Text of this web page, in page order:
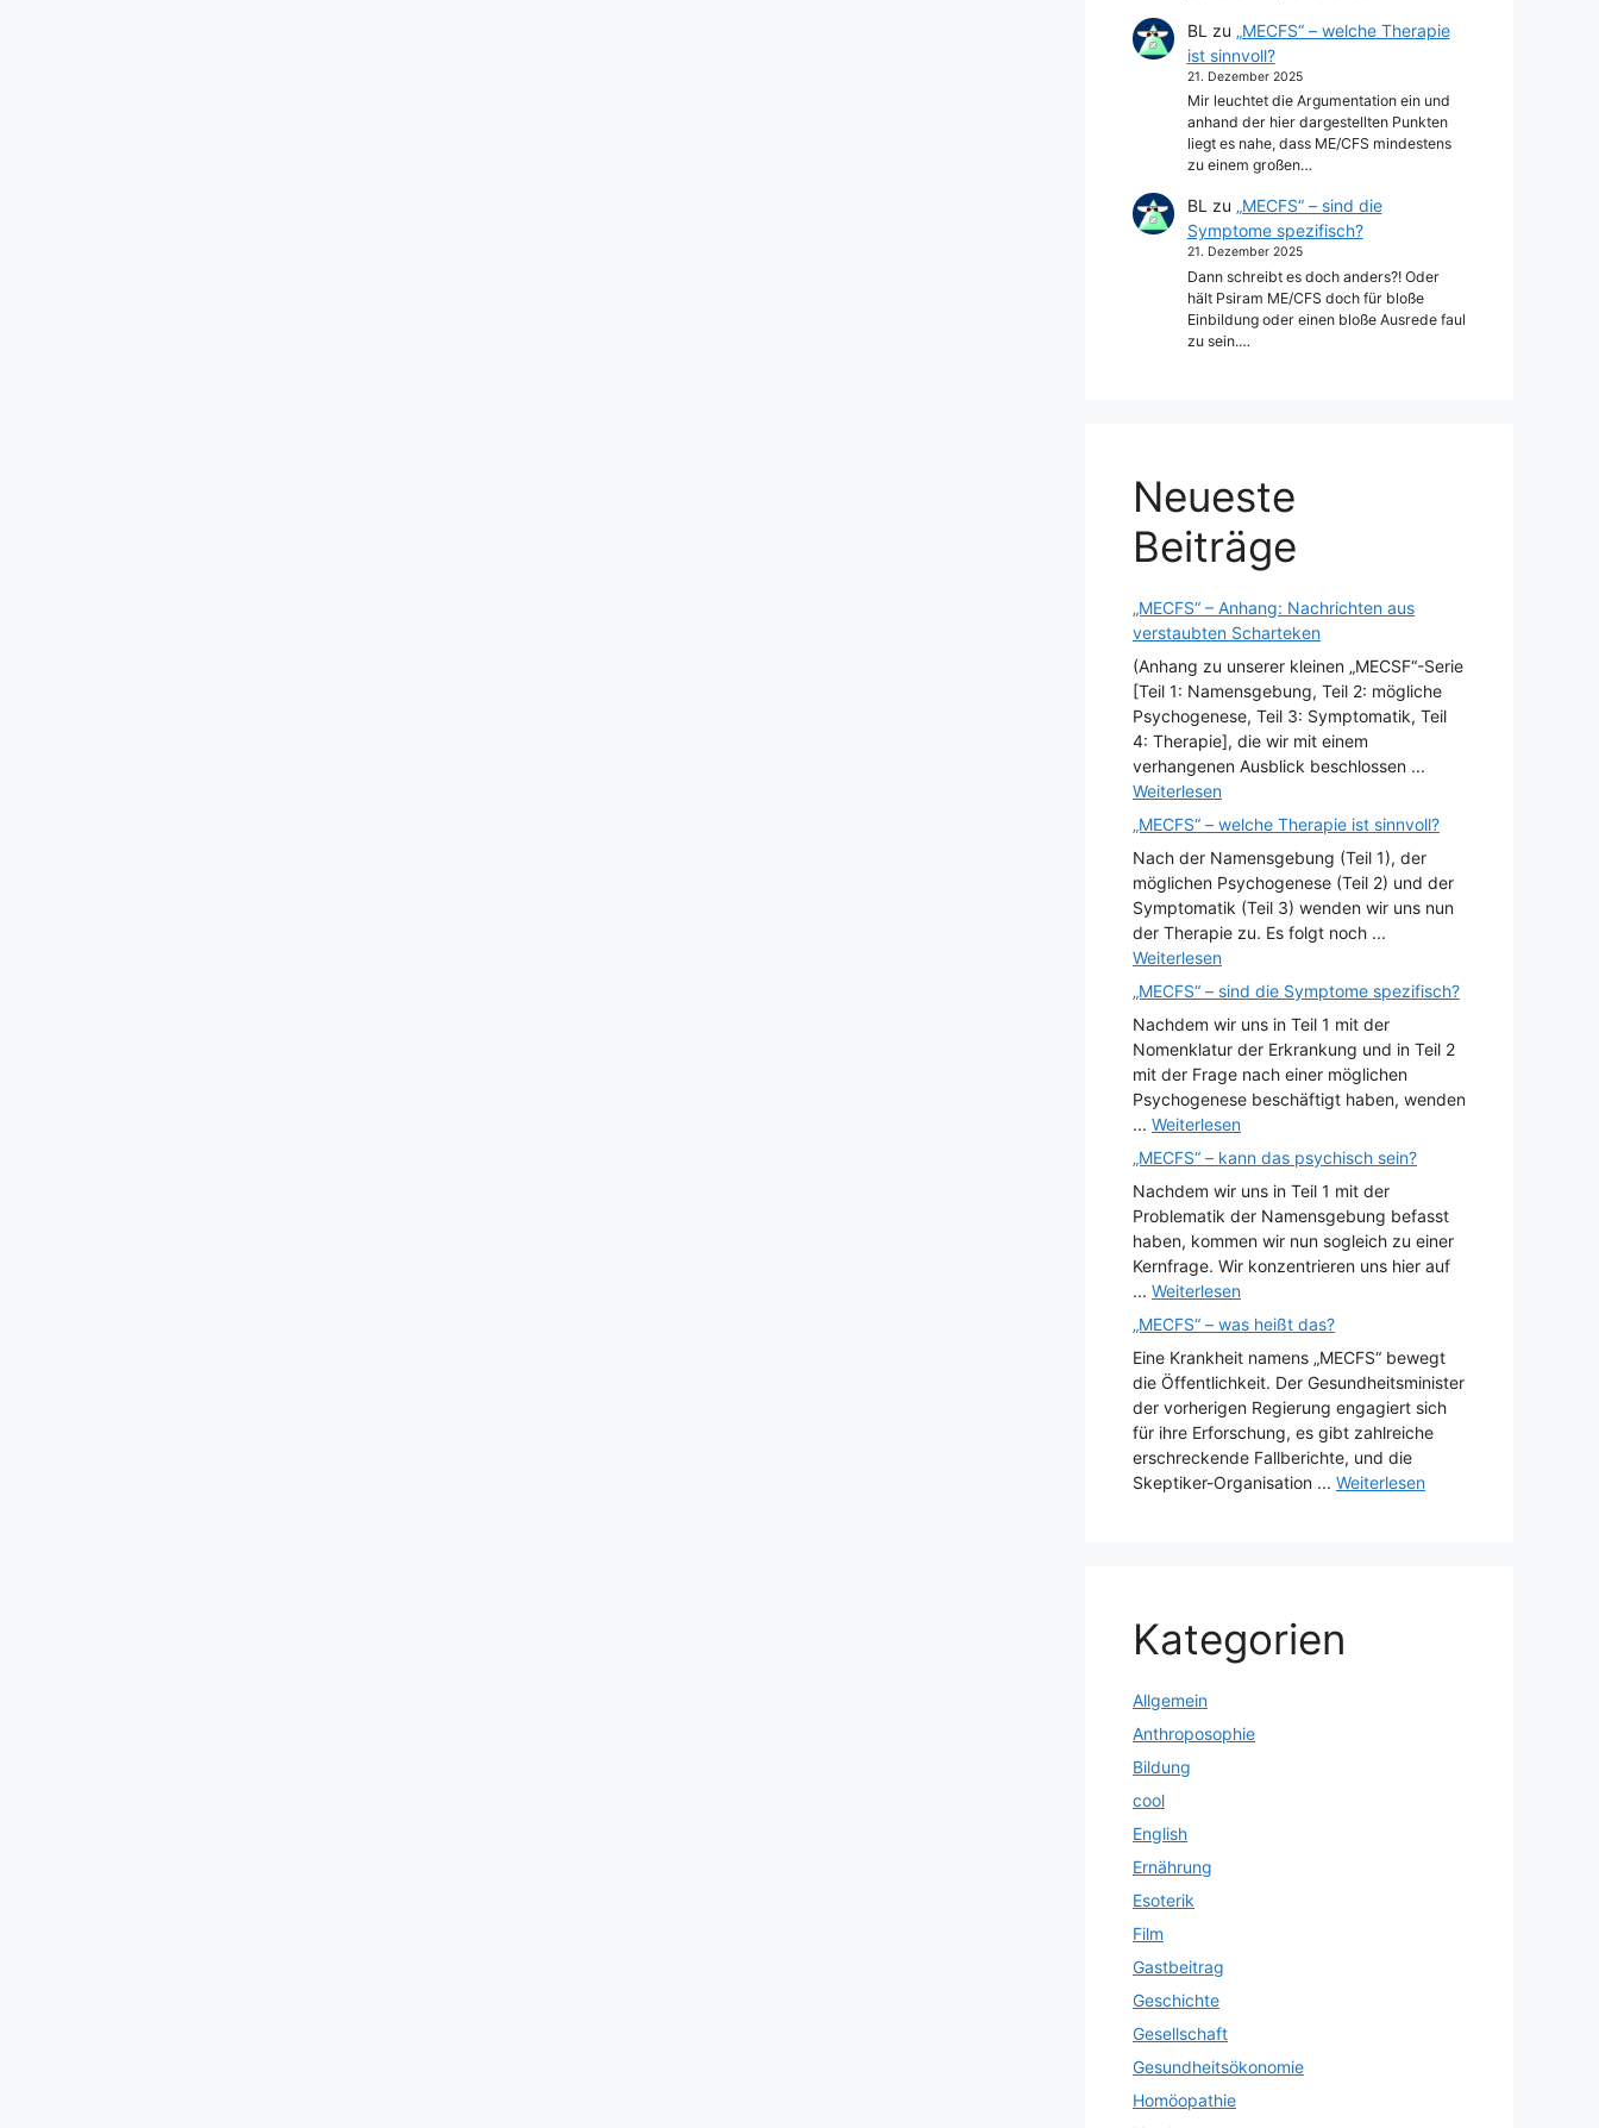
BL zu „MECFS“ – welche Therapie
ist sinnvoll?
21. Dezember 2025
Mir leuchtet die Argumentation ein und
anhand der hier dargestellten Punkten
liegt es nahe, dass ME/CFS mindestens
zu einem großen…
BL zu „MECFS“ – sind die
Symptome spezifisch?
21. Dezember 2025
Dann schreibt es doch anders?! Oder
hält Psiram ME/CFS doch für bloße
Einbildung oder einen bloße Ausrede faul
zu sein.…
Neueste
Beiträge
„MECFS“ – Anhang: Nachrichten aus
verstaubten Scharteken
(Anhang zu unserer kleinen „MECSF“-Serie
[Teil 1: Namensgebung, Teil 2: mögliche
Psychogenese, Teil 3: Symptomatik, Teil
4: Therapie], die wir mit einem
verhangenen Ausblick beschlossen ...
Weiterlesen
„MECFS“ – welche Therapie ist sinnvoll?
Nach der Namensgebung (Teil 1), der
möglichen Psychogenese (Teil 2) und der
Symptomatik (Teil 3) wenden wir uns nun
der Therapie zu. Es folgt noch ...
Weiterlesen
„MECFS“ – sind die Symptome spezifisch?
Nachdem wir uns in Teil 1 mit der
Nomenklatur der Erkrankung und in Teil 2
mit der Frage nach einer möglichen
Psychogenese beschäftigt haben, wenden
... Weiterlesen
„MECFS“ – kann das psychisch sein?
Nachdem wir uns in Teil 1 mit der
Problematik der Namensgebung befasst
haben, kommen wir nun sogleich zu einer
Kernfrage. Wir konzentrieren uns hier auf
... Weiterlesen
„MECFS“ – was heißt das?
Eine Krankheit namens „MECFS“ bewegt
die Öffentlichkeit. Der Gesundheitsminister
der vorherigen Regierung engagiert sich
für ihre Erforschung, es gibt zahlreiche
erschreckende Fallberichte, und die
Skeptiker-Organisation ... Weiterlesen
Kategorien
Allgemein
Anthroposophie
Bildung
cool
English
Ernährung
Esoterik
Film
Gastbeitrag
Geschichte
Gesellschaft
Gesundheitsökonomie
Homöopathie